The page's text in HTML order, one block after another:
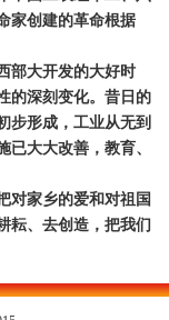
家创建的革命根据
大开发的大好时
的深刻变化。昔日的
步形成，工业从无到
大大改善，教育、
对家乡的爱和对祖国
耘、去创造，把我们